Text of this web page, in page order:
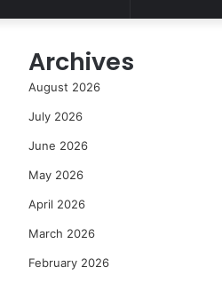
Archives
August 2026
July 2026
June 2026
May 2026
April 2026
March 2026
February 2026